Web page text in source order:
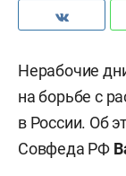
Нерабочие
на борьбе с
в России. Об
Совфеда РФ